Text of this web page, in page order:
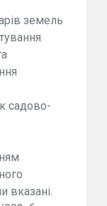
земель
садово-
вказані.